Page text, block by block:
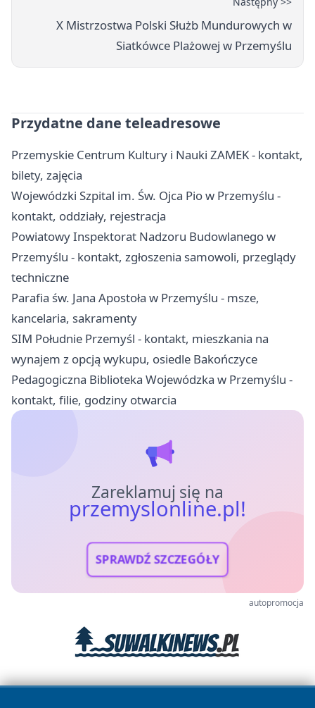
X Mistrzostwa Polski Służb Mundurowych w
Siatkówce Plażowej w Przemyślu
Przydatne dane teleadresowe
Przemyskie Centrum Kultury i Nauki ZAMEK - kontakt,
bilety, zajęcia
Wojewódzki Szpital im. Św. Ojca Pio w Przemyślu -
kontakt, oddziały, rejestracja
Powiatowy Inspektorat Nadzoru Budowlanego w
Przemyślu - kontakt, zgłoszenia samowoli, przeglądy
techniczne
Parafia św. Jana Apostoła w Przemyślu - msze,
kancelaria, sakramenty
SIM Południe Przemyśl - kontakt, mieszkania na
wynajem z opcją wykupu, osiedle Bakończyce
Pedagogiczna Biblioteka Wojewódzka w Przemyślu -
kontakt, filie, godziny otwarcia
Zareklamuj się na
przemyslonline.pl!
SPRAWDŹ SZCZEGÓŁY
autopromocja